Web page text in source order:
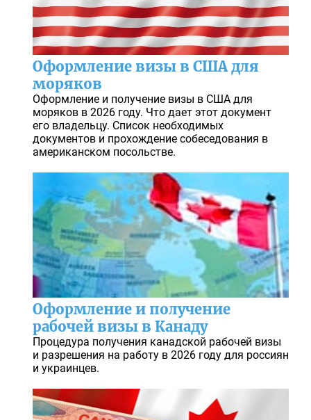
Оформление визы в США для
моряков
Оформление и получение визы в США для
моряков в 2026 году. Что дает этот документ
его владельцу. Список необходимых
документов и прохождение собеседования в
американском посольстве.
Оформление и получение
рабочей визы в Канаду
Процедура получения канадской рабочей визы
и разрешения на работу в 2026 году для россиян
и украинцев.